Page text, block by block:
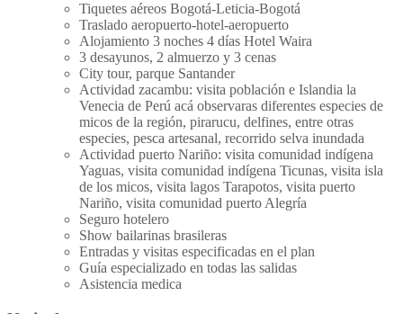
Tiquetes aéreos Bogotá-Leticia-Bogotá
Traslado aeropuerto-hotel-aeropuerto
Alojamiento 3 noches 4 días Hotel Waira
3 desayunos, 2 almuerzo y 3 cenas
City tour, parque Santander
Actividad zacambu: visita población e Islandia la
Venecia de Perú acá observaras diferentes especies de
micos de la región, pirarucu, delfines, entre otras
especies, pesca artesanal, recorrido selva inundada
Actividad puerto Nariño: visita comunidad indígena
Yaguas, visita comunidad indígena Ticunas, visita isla
de los micos, visita lagos Tarapotos, visita puerto
Nariño, visita comunidad puerto Alegría
Seguro hotelero
Show bailarinas brasileras
Entradas y visitas especificadas en el plan
Guía especializado en todas las salidas
Asistencia medica